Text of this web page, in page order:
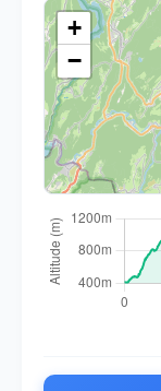
+
−